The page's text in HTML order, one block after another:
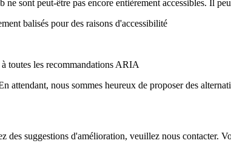
ne sont peut-être pas encore entièrement accessibles. Il
balisés pour des raisons d'accessibilité
toutes les recommandations ARIA
nous sommes heureux de proposer des
des suggestions d'amélioration, veuillez nous contacter.